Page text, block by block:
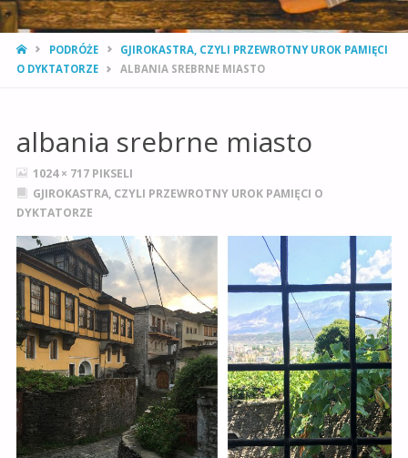
STRONA
GŁÓWNA
PODRÓŻE
GJIROKASTRA, CZYLI PRZEWROTNY UROK PAMIĘCI
O DYKTATORZE
ALBANIA SREBRNE MIASTO
albania srebrne miasto
PEŁNY
ROZMIAR
1024 × 717 PIKSELI
GJIROKASTRA, CZYLI PRZEWROTNY UROK PAMIĘCI O
DYKTATORZE